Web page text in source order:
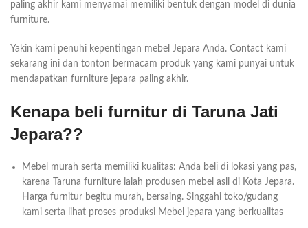
paling akhir kami menyamai memiliki bentuk dengan model di dunia
furniture.
Yakin kami penuhi kepentingan mebel Jepara Anda. Contact kami
sekarang ini dan tonton bermacam produk yang kami punyai untuk
mendapatkan furniture jepara paling akhir.
Kenapa beli furnitur di Taruna Jati
Jepara??
Mebel murah serta memiliki kualitas: Anda beli di lokasi yang pas,
karena Taruna furniture ialah produsen mebel asli di Kota Jepara.
Harga furnitur begitu murah, bersaing. Singgahi toko/gudang
kami serta lihat proses produksi Mebel jepara yang berkualitas